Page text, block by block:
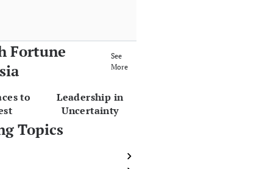
Fortune
See
More
to
Leadership in
Uncertainty
Topics